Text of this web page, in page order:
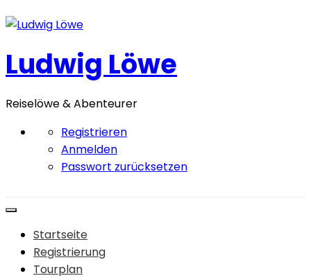
Zum
Inhalt
Ludwig Löwe
Reiselöwe & Abenteurer
Registrieren
Anmelden
Passwort zurücksetzen
Startseite
Registrierung
Tourplan